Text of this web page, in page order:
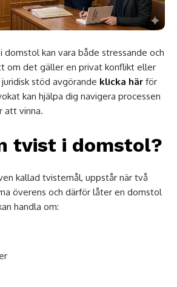
domstol kan vara både stressande och
om det gäller en privat konflikt eller
stöd avgörande klicka här för
kan hjälpa dig navigera processen
att vinna.
tvist i domstol?
kallad tvistemål, uppstår när två
överens och därför låter en domstol
handla om: